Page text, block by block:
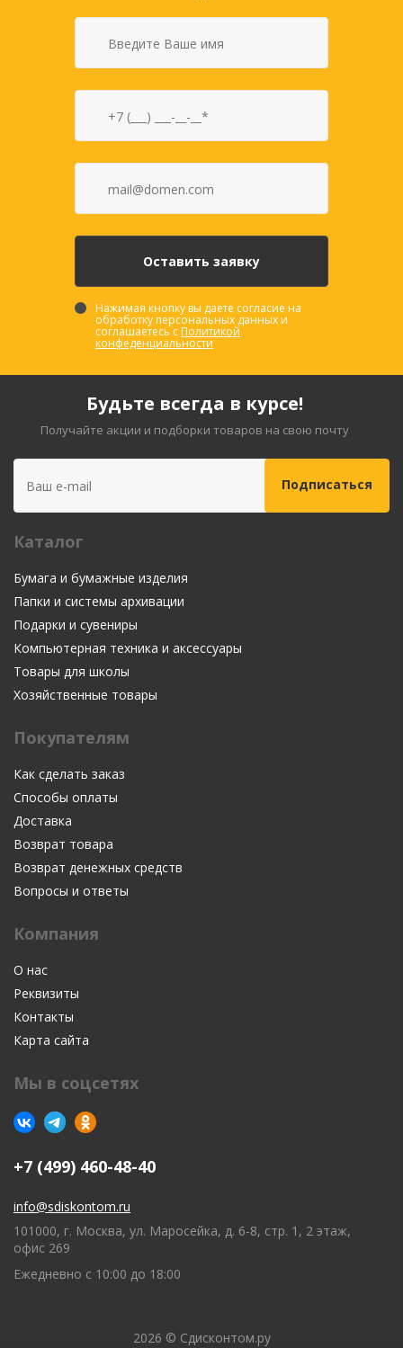
Нажимая кнопку вы даете согласие на
обработку персональных данных и
соглашаетесь с Политикой
конфеденциальности
Будьте всегда в курсе!
Получайте акции и подборки товаров на свою почту
Каталог
Бумага и бумажные изделия
Папки и системы архивации
Подарки и сувениры
Компьютерная техника и аксессуары
Товары для школы
Хозяйственные товары
Покупателям
Как сделать заказ
Способы оплаты
Доставка
Возврат товара
Возврат денежных средств
Вопросы и ответы
Компания
О нас
Реквизиты
Контакты
Карта сайта
Мы в соцсетях
+7 (499) 460-48-40
info@sdiskontom.ru
101000, г. Москва, ул. Маросейка, д. 6-8, стр. 1, 2 этаж,
офис 269
Ежедневно с 10:00 до 18:00
2026 © Сдисконтом.ру